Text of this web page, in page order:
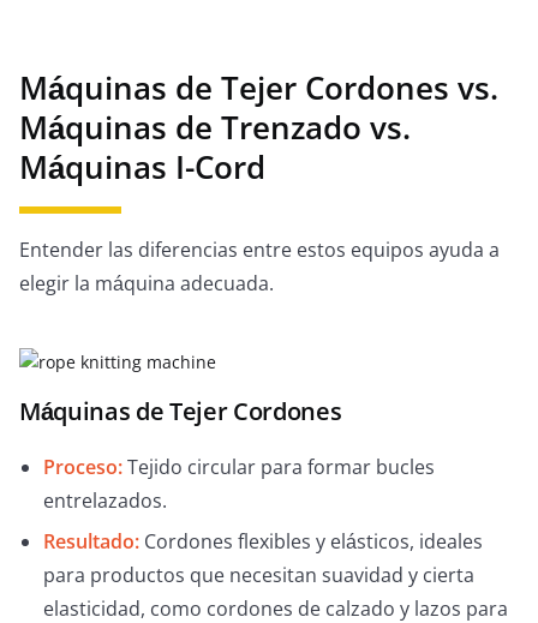
Máquinas de Tejer Cordones vs.
Máquinas de Trenzado vs.
Máquinas I-Cord
Entender las diferencias entre estos equipos ayuda a
elegir la máquina adecuada.
Máquinas de Tejer Cordones
Proceso:Tejido circular para formar bucles
entrelazados.
Resultado: Cordones flexibles y elásticos, ideales
para productos que necesitan suavidad y cierta
elasticidad, como cordones de calzado y lazos para